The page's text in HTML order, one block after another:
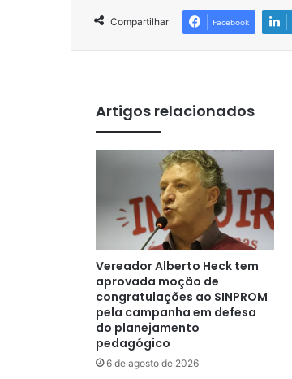
Compartilhar Facebook
Artigos relacionados
Vereador Alberto Heck tem
aprovada moção de
congratulações ao SINPROM
pela campanha em defesa
do planejamento
pedagógico
6 de agosto de 2026